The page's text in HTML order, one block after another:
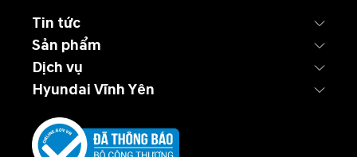
Tin tức
Sản phẩm
Dịch vụ
Hyundai Vĩnh Yên